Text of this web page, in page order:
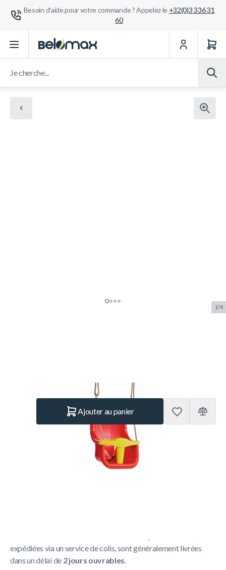
Besoin d'aide pour votre commande ? Appelez le +32(0)3 336 31
60
1/4
Ajouter au panier
expédiées via un service de colis, sont généralement livrées
dans un délai de 2 jours ouvrables.